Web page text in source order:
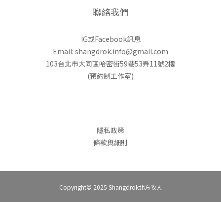
聯絡我們
IG或Facebook訊息
Email: shangdrok.info@gmail.com
103台北市大同區哈密街59巷53弄11號2樓
(預約制工作室)
隱私政策
條款與細則
Copyright© 2025 Shangdrok北方牧人